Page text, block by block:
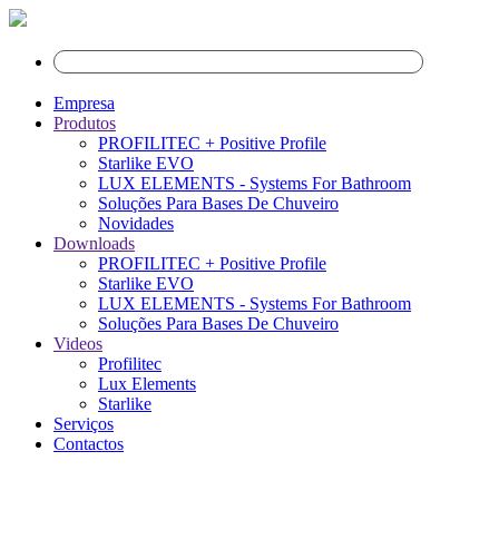
Empresa
Produtos
PROFILITEC + Positive Profile
Starlike EVO
LUX ELEMENTS - Systems For Bathroom
Soluções Para Bases De Chuveiro
Novidades
Downloads
PROFILITEC + Positive Profile
Starlike EVO
LUX ELEMENTS - Systems For Bathroom
Soluções Para Bases De Chuveiro
Videos
Profilitec
Lux Elements
Starlike
Serviços
Contactos